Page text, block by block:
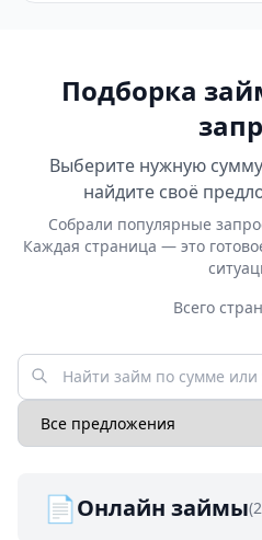
Подборка
Выберите нужную
найдите своё
Собрали популярные
Каждая страница — это
Всего
📄Онлайн займы